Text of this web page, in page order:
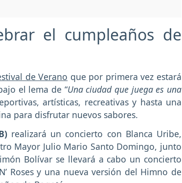
el cumpleaños de
de Verano que por primera vez estará
el lema de “Una ciudad que juega es una
artísticas, recreativas y hasta una
para disfrutar nuevos sabores.
realizará un concierto con Blanca Uribe,
Mayor Julio Mario Santo Domingo, junto
Bolívar se llevará a cabo un concierto
Roses y una nueva versión del Himno de